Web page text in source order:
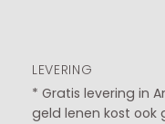
LEVERING
* Gratis levering in
geld lenen kost ook